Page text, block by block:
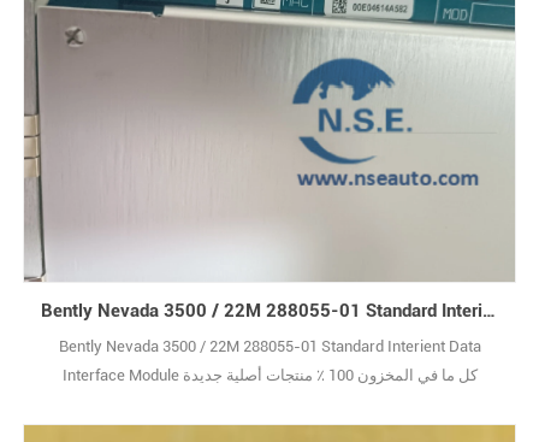
Bently Nevada 3500 / 22M 288055-01 Standard Interient Data Interface Module
Bently Nevada 3500 / 22M 288055-01 Standard Interient Data
Interface Module كل ما في المخزون 100 ٪ منتجات أصلية جديدة